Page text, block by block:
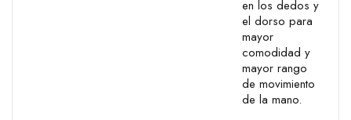
en los dedos y
el dorso para
mayor
comodidad y
mayor rango
de movimiento
de la mano.